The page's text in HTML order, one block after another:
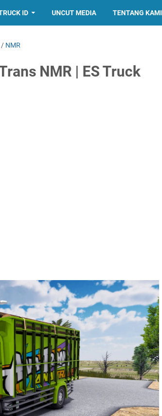
ID UNCUT MEDIA TENTANG KAMI
/ NMR
NMR | ES Truck